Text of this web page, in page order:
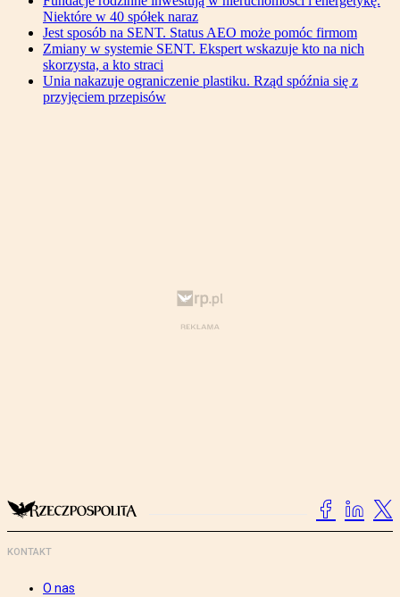
Niektóre w 40 spółek naraz
Jest sposób na SENT. Status AEO może pomóc firmom
Zmiany w systemie SENT. Ekspert wskazuje kto na nich
skorzysta, a kto straci
Unia nakazuje ograniczenie plastiku. Rząd spóźnia się z
przyjęciem przepisów
KONTAKT
O nas